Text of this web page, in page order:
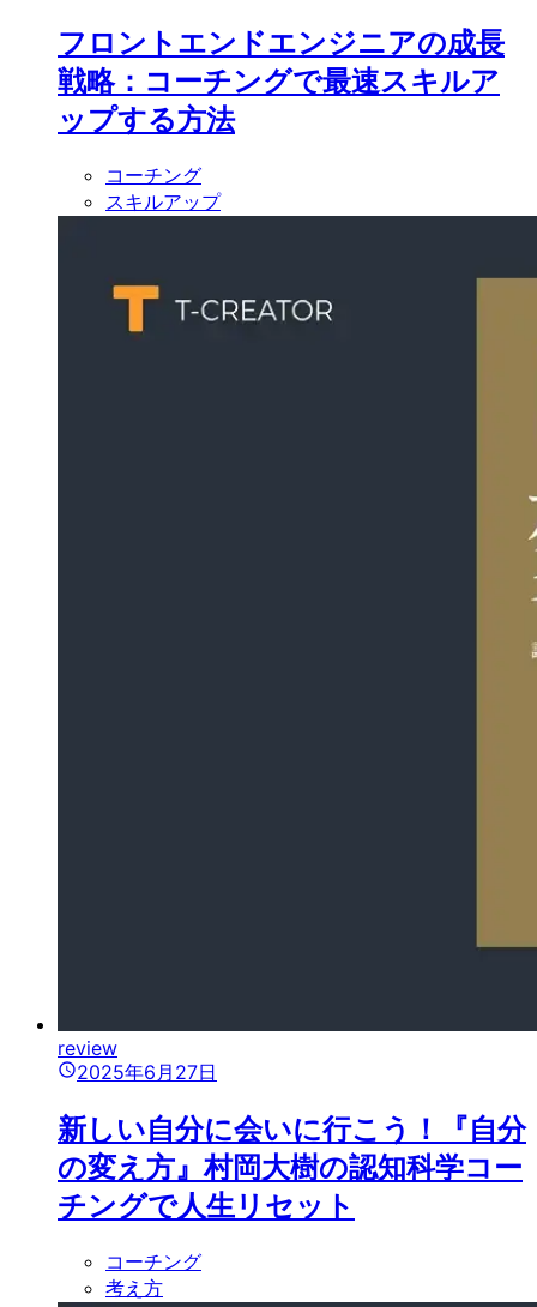
フロントエンドエンジニアの成長
戦略：コーチングで最速スキルア
ップする方法
コーチング
スキルアップ
review
2025年6月27日
新しい自分に会いに行こう！『自分
の変え方』村岡大樹の認知科学コー
チングで人生リセット
コーチング
考え方